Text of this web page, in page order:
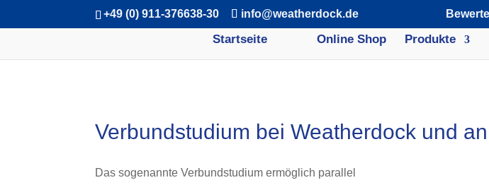
+49 (0) 911-376638-30 info@weatherdock.de
Startseite Online Shop Produkte
Verbundstudium bei Weatherdock und
Das sogenannte Verbundstudium ermöglich parallel